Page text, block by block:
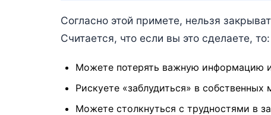
Согласно этой примете, нельзя
Считается, что если вы это сделаете, то:
Можете потерять важную информацию
Рискуете «заблудиться» в
Можете столкнуться с трудностями в